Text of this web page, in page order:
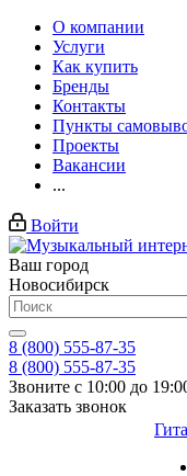
О компании
Услуги
Как купить
Бренды
Контакты
Пункты
Проекты
Вакансии
...
Войти
Ваш город
Новосибирск
8 (800) 555-87-35
8 (800) 555-87-35
Звоните с 10:00 до
Заказать звонок